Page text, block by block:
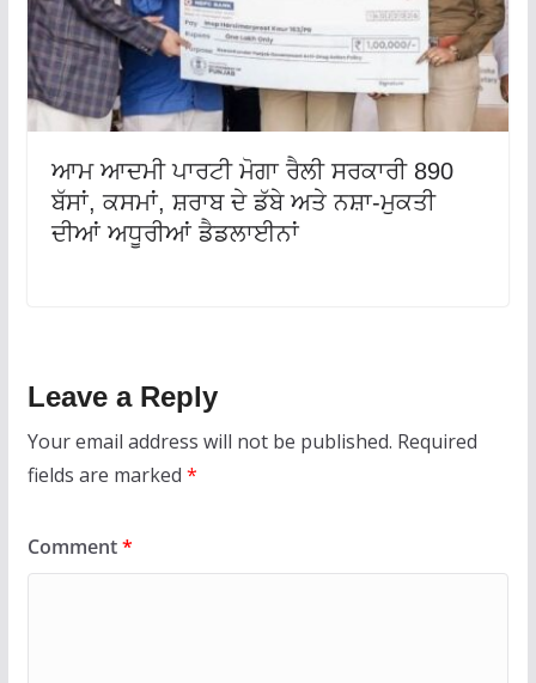
ਆਮ ਆਦਮੀ ਪਾਰਟੀ ਮੋਗਾ ਰੈਲੀ ਸਰਕਾਰੀ 890
ਬੱਸਾਂ, ਕਸਮਾਂ, ਸ਼ਰਾਬ ਦੇ ਡੱਬੇ ਅਤੇ ਨਸ਼ਾ-ਮੁਕਤੀ
ਦੀਆਂ ਅਧੂਰੀਆਂ ਡੈਡਲਾਈਨਾਂ
Leave a Reply
Your email address will not be published. Required
fields are marked *
Comment*